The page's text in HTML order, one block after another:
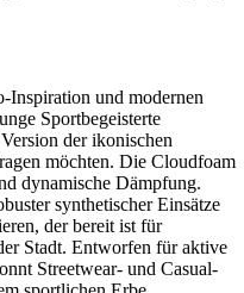
und modernen
Sportbegeisterte
der ikonischen
möchten. Die Cloudfoam
dynamische Dämpfung.
synthetischer Einsätze
der bereit ist für
Stadt. Entworfen für aktive
Streetwear- und Casual-